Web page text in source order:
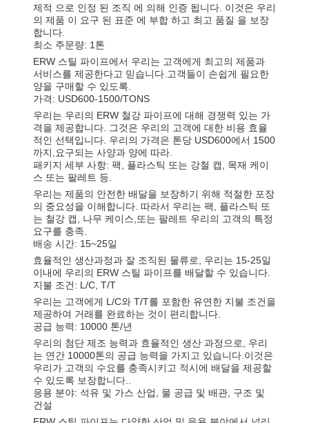
제적 으로 인정 된 조직 에 의해 인증 됩니다. 이것은 우리
의 제품 이 요구 된 표준 에 부합 하고 최고 품질 을 보장
합니다.
최소 주문량: 1톤
ERW 스틸 파이프에서 우리는 고객에게 최고의 제품과
서비스를 제공한다고 믿습니다.고객들이 손쉽게 필요한
양을 구매할 수 있도록.
가격: USD600-1500/TONS
우리는 우리의 ERW 철강 파이프에 대해 경쟁력 있는 가
격을 제공합니다. 그것은 우리의 고객에 대한 비용 효율
적인 선택입니다. 우리의 가격은 톤당 USD600에서 1500
까지,요구되는 사양과 양에 따라.
패키지 세부 사항: 팩, 플라스틱 또는 강철 캡, 목재 케이
스 또는 팔레트 등.
우리는 제품의 안전한 배달을 보장하기 위해 적절한 포장
의 중요성을 이해합니다. 따라서 우리는 팩, 플라스틱 또
는 철강 캡, 나무 케이스,또는 팔레트 우리의 고객의 특정
요구를 충족.
배송 시간: 15~25일
효율적인 생산과정과 잘 조직된 물류로, 우리는 15-25일
이내에 우리의 ERW 스틸 파이프를 배달할 수 있습니다.
지불 조건: L/C, T/T
우리는 고객에게 L/C와 T/T를 포함한 유연한 지불 조건을
제공하여 거래를 완료하는 것이 편리합니다.
공급 능력: 10000 톤/년
우리의 첨단 제조 능력과 효율적인 생산 과정으로, 우리
는 연간 10000톤의 공급 능력을 가지고 있습니다.이것은
우리가 고객의 수요를 충족시키고 적시에 배달을 제공할
수 있도록 보장합니다..
응용 분야: 석유 및 가스 산업, 물 공급 및 배관, 구조 및
건설